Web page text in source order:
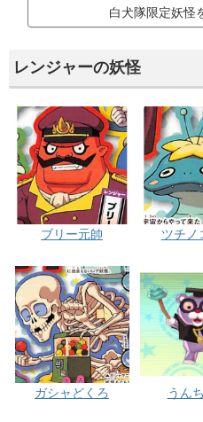
白犬隊限定妖怪
レンジャーの妖怪
ブリー元帥 ツチノ
ガシャどくろ うん